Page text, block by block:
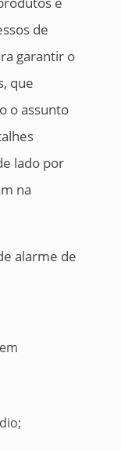
de
garantir o
que
o assunto
lado por
na
alarme de